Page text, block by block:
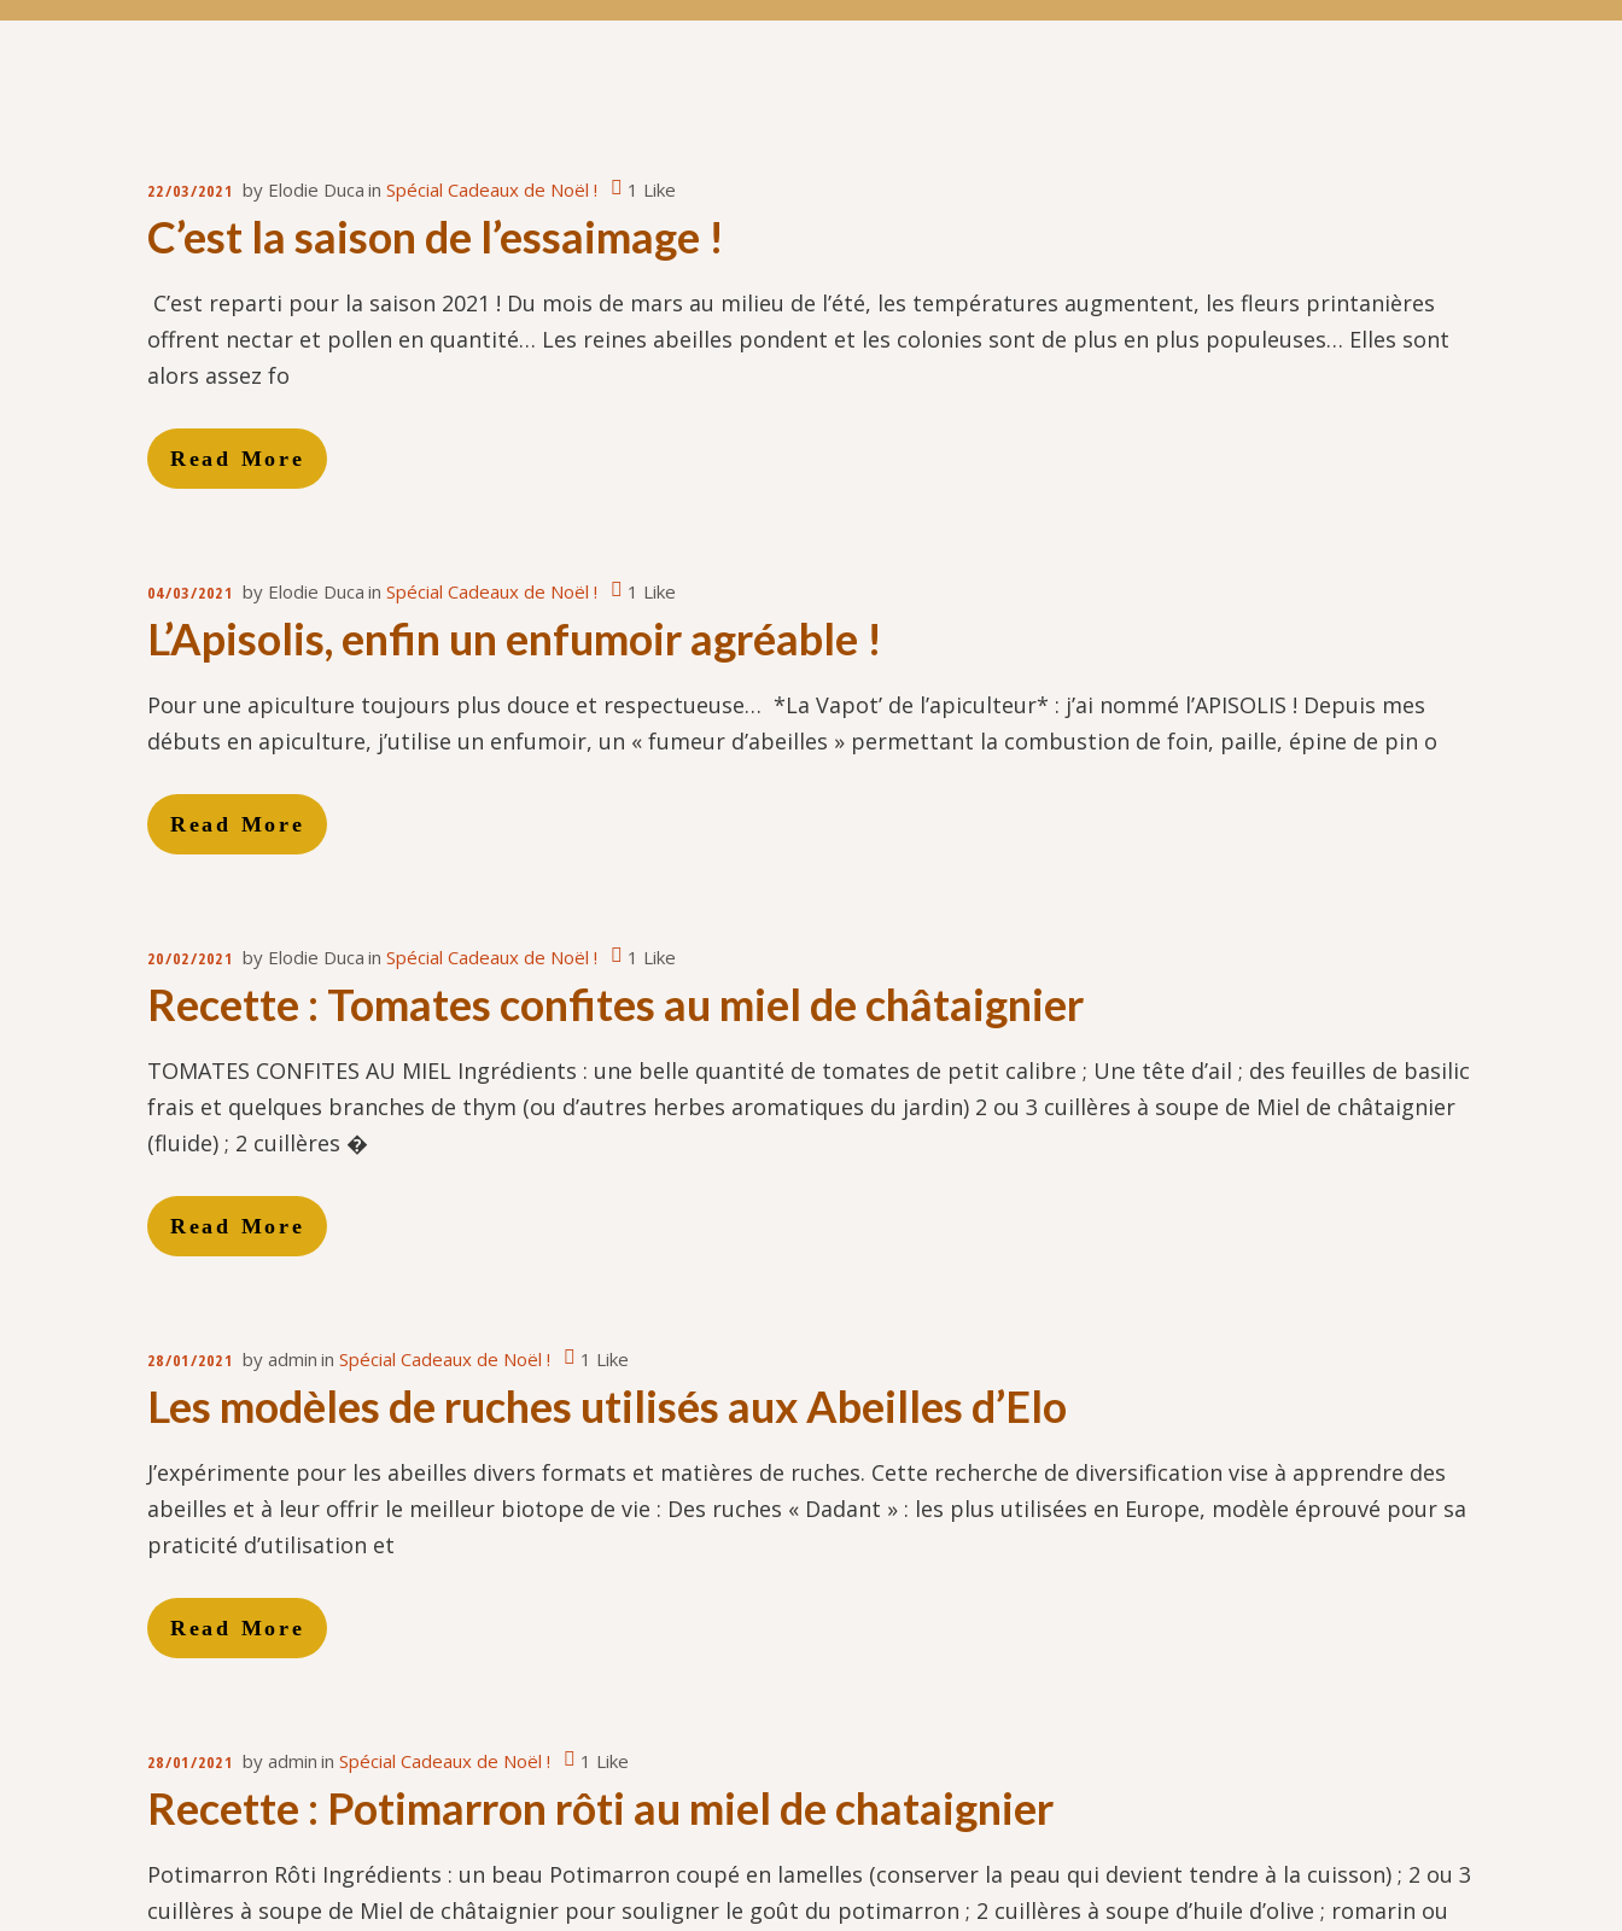
22/03/2021 by Elodie Duca in Spécial Cadeaux de Noël ! 1 Like
C’est la saison de l’essaimage !
C’est reparti pour la saison 2021 ! Du mois de mars au milieu de l’été, les températures augmentent, les fleurs printanières
offrent nectar et pollen en quantité… Les reines abeilles pondent et les colonies sont de plus en plus populeuses… Elles sont
alors assez fo
Read More
04/03/2021 by Elodie Duca in Spécial Cadeaux de Noël ! 1 Like
L’Apisolis, enfin un enfumoir agréable !
Pour une apiculture toujours plus douce et respectueuse… *La Vapot’ de l’apiculteur* : j’ai nommé l’APISOLIS ! Depuis mes
débuts en apiculture, j’utilise un enfumoir, un « fumeur d’abeilles » permettant la combustion de foin, paille, épine de pin o
Read More
20/02/2021 by Elodie Duca in Spécial Cadeaux de Noël ! 1 Like
Recette : Tomates confites au miel de châtaignier
TOMATES CONFITES AU MIEL Ingrédients : une belle quantité de tomates de petit calibre ; Une tête d’ail ; des feuilles de basilic
frais et quelques branches de thym (ou d’autres herbes aromatiques du jardin) 2 ou 3 cuillères à soupe de Miel de châtaignier
(fluide) ; 2 cuillères �
Read More
28/01/2021 by admin in Spécial Cadeaux de Noël ! 1 Like
Les modèles de ruches utilisés aux Abeilles d’Elo
J’expérimente pour les abeilles divers formats et matières de ruches. Cette recherche de diversification vise à apprendre des
abeilles et à leur offrir le meilleur biotope de vie : Des ruches « Dadant » : les plus utilisées en Europe, modèle éprouvé pour sa
praticité d’utilisation et
Read More
28/01/2021 by admin in Spécial Cadeaux de Noël ! 1 Like
Recette : Potimarron rôti au miel de chataignier
Potimarron Rôti Ingrédients : un beau Potimarron coupé en lamelles (conserver la peau qui devient tendre à la cuisson) ; 2 ou 3
cuillères à soupe de Miel de châtaignier pour souligner le goût du potimarron ; 2 cuillères à soupe d’huile d’olive ; romarin ou